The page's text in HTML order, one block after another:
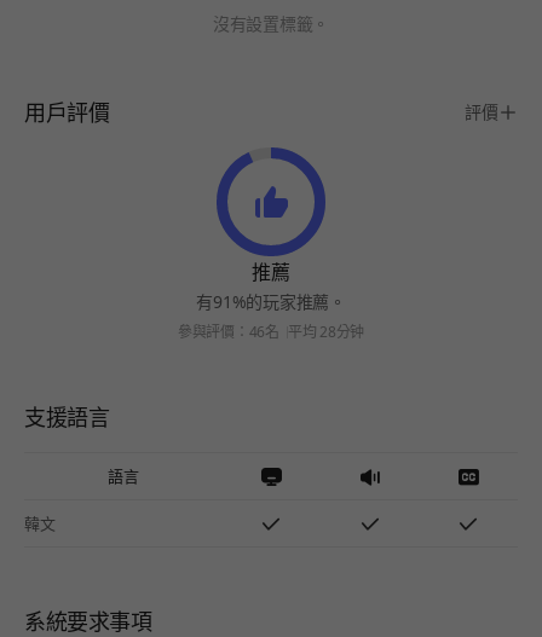
沒有設置標籤。
用戶評價 評價
推薦
有91%的玩家推薦。
參與評價：46名 平均 28分钟
支援語言
語言
韓文
系統要求事項